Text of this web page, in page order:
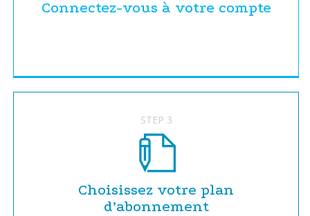
Connectez-vous à votre compte
STEP 3
Choisissez votre plan
d’abonnement